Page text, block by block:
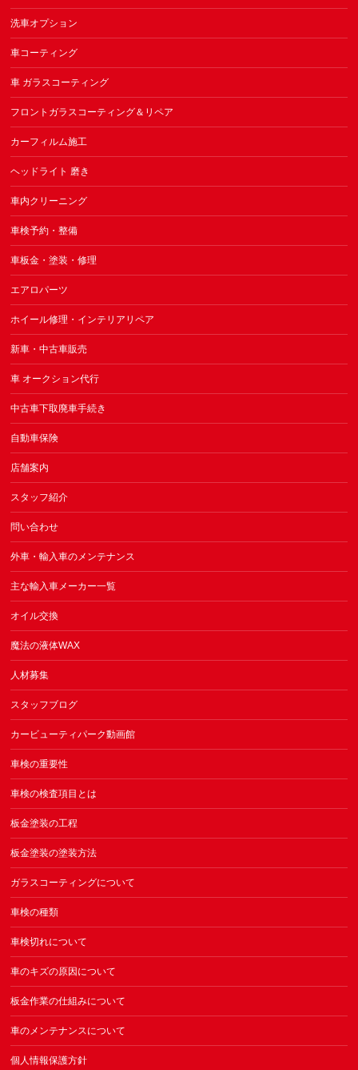
洗車オプション
車コーティング
車 ガラスコーティング
フロントガラスコーティング＆リペア
カーフィルム施工
ヘッドライト 磨き
車内クリーニング
車検予約・整備
車板金・塗装・修理
エアロパーツ
ホイール修理・インテリアリペア
新車・中古車販売
車 オークション代行
中古車下取廃車手続き
自動車保険
店舗案内
スタッフ紹介
問い合わせ
外車・輸入車のメンテナンス
主な輸入車メーカー一覧
オイル交換
魔法の液体WAX
人材募集
スタッフブログ
カービューティパーク動画館
車検の重要性
車検の検査項目とは
板金塗装の工程
板金塗装の塗装方法
ガラスコーティングについて
車検の種類
車検切れについて
車のキズの原因について
板金作業の仕組みについて
車のメンテナンスについて
個人情報保護方針